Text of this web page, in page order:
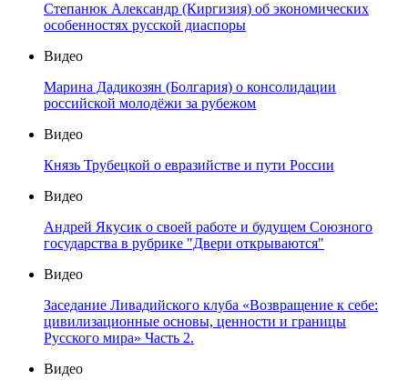
Степанюк Александр (Киргизия) об экономических
особенностях русской диаспоры
Видео
Марина Дадикозян (Болгария) о консолидации
российской молодёжи за рубежом
Видео
Князь Трубецкой о евразийстве и пути России
Видео
Андрей Якусик о своей работе и будущем Союзного
государства в рубрике "Двери открываются"
Видео
Заседание Ливадийского клуба «Возвращение к себе:
цивилизационные основы, ценности и границы
Русского мира» Часть 2.
Видео